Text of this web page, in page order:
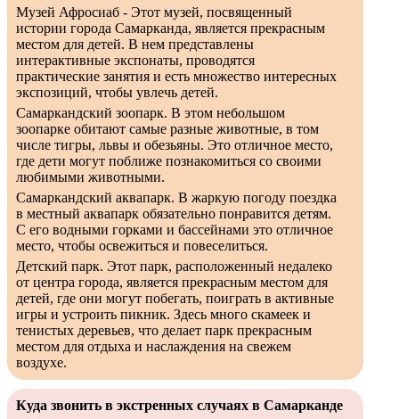
Музей Афросиаб - Этот музей, посвященный
истории города Самарканда, является прекрасным
местом для детей. В нем представлены
интерактивные экспонаты, проводятся
практические занятия и есть множество интересных
экспозиций, чтобы увлечь детей.
Самаркандский зоопарк. В этом небольшом
зоопарке обитают самые разные животные, в том
числе тигры, львы и обезьяны. Это отличное место,
где дети могут поближе познакомиться со своими
любимыми животными.
Самаркандский аквапарк. В жаркую погоду поездка
в местный аквапарк обязательно понравится детям.
С его водными горками и бассейнами это отличное
место, чтобы освежиться и повеселиться.
Детский парк. Этот парк, расположенный недалеко
от центра города, является прекрасным местом для
детей, где они могут побегать, поиграть в активные
игры и устроить пикник. Здесь много скамеек и
тенистых деревьев, что делает парк прекрасным
местом для отдыха и наслаждения на свежем
воздухе.
Куда звонить в экстренных случаях в Самарканде